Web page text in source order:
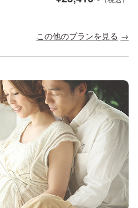
この他のプランを見る